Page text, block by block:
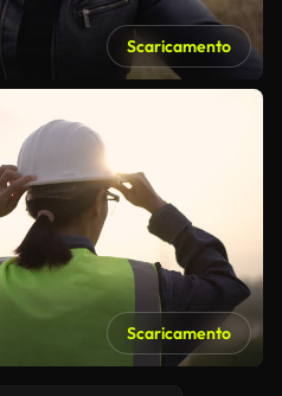
Scaricamento
Scaricamento